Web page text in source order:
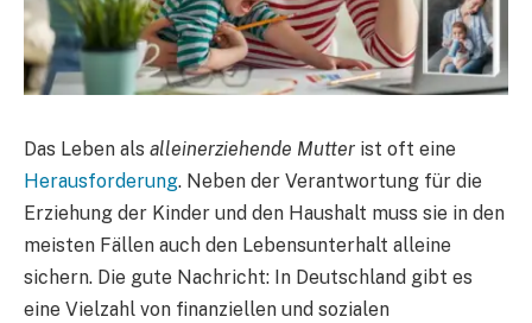
Das Leben als alleinerziehende Mutter ist oft eine
Herausforderung. Neben der Verantwortung für die
Erziehung der Kinder und den Haushalt muss sie in den
meisten Fällen auch den Lebensunterhalt alleine
sichern. Die gute Nachricht: In Deutschland gibt es
eine Vielzahl von finanziellen und sozialen